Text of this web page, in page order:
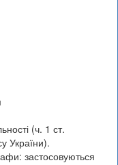
(ч. 1 ст.
України).
застосовуються